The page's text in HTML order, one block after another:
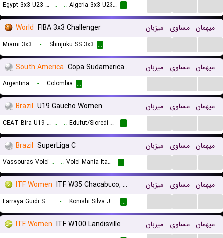
Egypt 3x3 U23 (W) .. - .. Algeria 3x3 U23 (W) ...
World FIBA 3x3 Challenger میزبان مساوی میهمان
Miami 3x3 .. - .. Shinjuku SS 3x3 ...
South America Copa Sudamericana میزبان مساوی میهمان
Argentina .. - .. Colombia ...
Brazil U19 Gaucho Women میزبان مساوی میهمان
CEAT Bira U19 (W) .. - .. Edufut/Sicredi U19 (W) ...
Brazil SuperLiga C میزبان مساوی میهمان
Vassouras Volei .. - .. Volei Mania Itaqua SP ...
ITF Women ITF W35 Chacabuco, Doubles میزبان مساوی میهمان
Larraya Guidi S. A./Mediorreal A. V. .. - .. Konishi Silva J./Labrana F. ...
ITF Women ITF W100 Landisville میزبان مساوی میهمان